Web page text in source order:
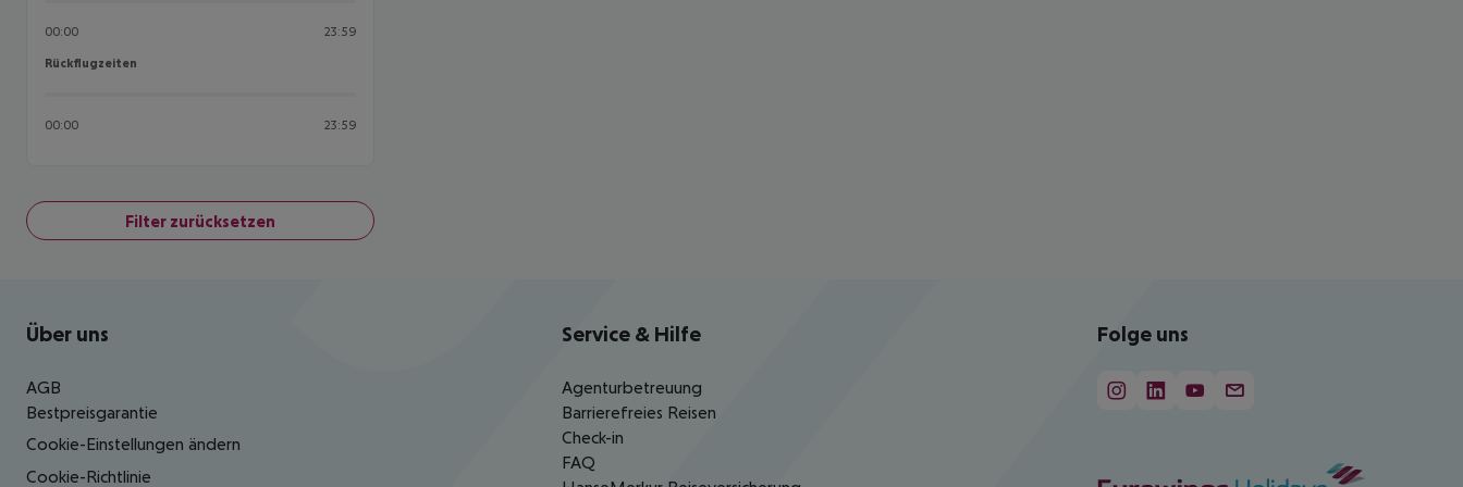
00:00 23:59
Rückflugzeiten
Rückflugzeiten
00:00 23:59
Filter zurücksetzen
Footer navigation
Über uns
AGB
Bestpreisgarantie
Cookie-Einstellungen ändern
Cookie-Richtlinie
Service & Hilfe
Agenturbetreuung
Barrierefreies Reisen
Check-in
FAQ
Folge uns